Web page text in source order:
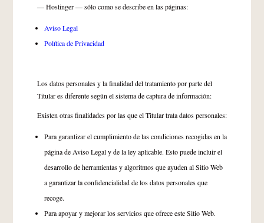
— Hostinger — sólo como se describe en las páginas:
Aviso Legal
Política de Privacidad
Los datos personales y la finalidad del tratamiento por parte del
Titular es diferente según el sistema de captura de información:
Existen otras finalidades por las que el Titular trata datos personales:
Para garantizar el cumplimiento de las condiciones recogidas en la
página de Aviso Legal y de la ley aplicable. Esto puede incluir el
desarrollo de herramientas y algoritmos que ayuden al Sitio Web
a garantizar la confidencialidad de los datos personales que
recoge.
Para apoyar y mejorar los servicios que ofrece este Sitio Web.